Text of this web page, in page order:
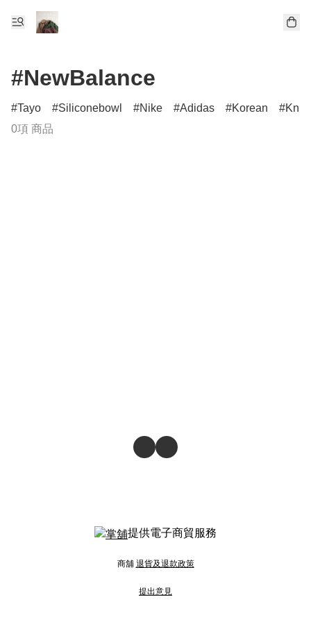
#NewBalance
Tayo Siliconebowl Nike Adidas Korean
0項 商品
提供電子商貿服務
商舖 退貨及退款政策
提出意見